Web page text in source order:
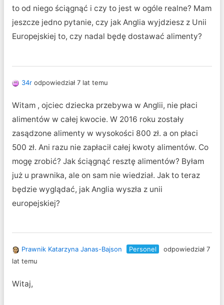
to od niego ściągnąć i czy to jest w ogóle realne? Mam
jeszcze jedno pytanie, czy jak Anglia wyjdziesz z Unii
Europejskiej to, czy nadal będę dostawać alimenty?
34rodpowiedział 7 lat temu
Witam , ojciec dziecka przebywa w Anglii, nie płaci
alimentów w całej kwocie. W 2016 roku zostały
zasądzone alimenty w wysokości 800 zł. a on płaci
500 zł. Ani razu nie zapłacił całej kwoty alimentów. Co
mogę zrobić? Jak ściągnąć resztę alimentów? Byłam
już u prawnika, ale on sam nie wiedział. Jak to teraz
będzie wyglądać, jak Anglia wyszła z unii
europejskiej?
Prawnik Katarzyna Janas-Bajson Personel
odpowiedział 7
lat temu
Witaj,